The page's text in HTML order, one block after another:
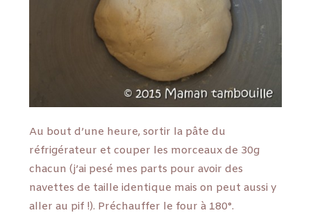
Au bout d’une heure, sortir la pâte du
réfrigérateur et couper les morceaux de 30g
chacun (j’ai pesé mes parts pour avoir des
navettes de taille identique mais on peut aussi y
aller au pif !). Préchauffer le four à 180°.